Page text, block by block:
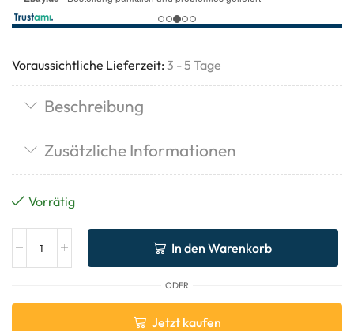
Voraussichtliche Lieferzeit: 3 - 5 Tage
Beschreibung
Zusätzliche Informationen
Vorrätig
In den Warenkorb
ODER
Jetzt kaufen